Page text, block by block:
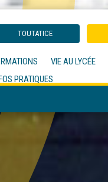
TOUTATICE
VIE AU LYCÉE
PRATIQUES